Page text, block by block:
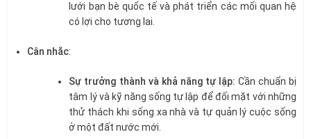
lưới bạn bè quốc tế và phát triển các mối quan hệ
có lợi cho tương lai.
Cân nhắc:
Sự trưởng thành và khả năng tự lập: Cần chuẩn bị
tâm lý và kỹ năng sống tự lập để đối mặt với những
thử thách khi sống xa nhà và tự quản lý cuộc sống
ở một đất nước mới.